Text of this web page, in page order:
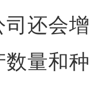
司还会增
数量和种